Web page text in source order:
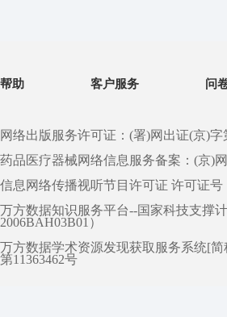
帮助 客户服务 问
网络出版服务许可证：(署)网出证(京)字
药品医疗器械网络信息服务备案：(京)
信息网络传播视听节目许可证 许可证号
万方数据知识服务平台--国家科技支撑
2006BAH03B01）
万方数据学术资源发现获取服务系统[
第11363462号